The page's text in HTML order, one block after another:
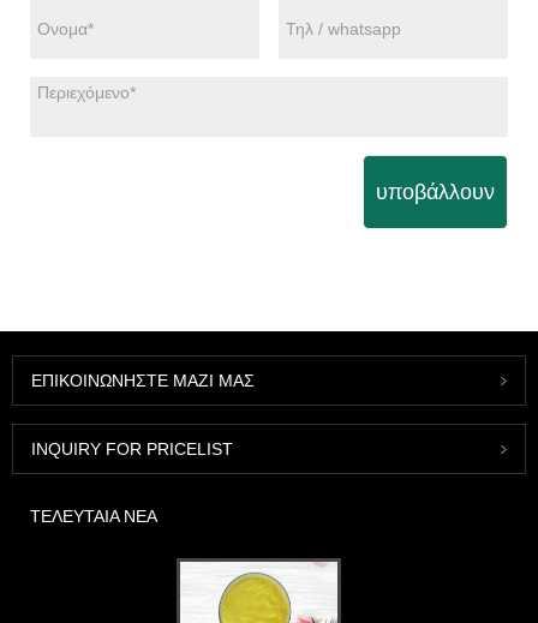
υποβάλλουν
ΕΠΙΚΟΙΝΩΝΉΣΤΕ ΜΑΖΊ ΜΑΣ
INQUIRY FOR PRICELIST
ΤΕΛΕΥΤΑΊΑ ΝΈΑ